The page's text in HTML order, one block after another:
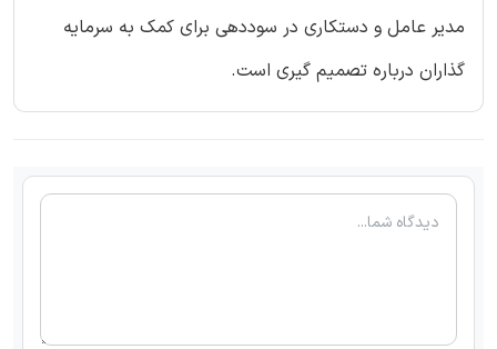
مدیر عامل و دستکاری در سوددهی برای کمک به سرمایه
گذاران درباره تصمیم گیری است.